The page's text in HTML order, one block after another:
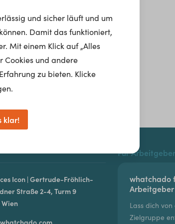
Icon | Gertrude-Fröhlich-
Straße 2-4, Turm 9
Wien
Für Arbeitgeber
whatchado
Arbeitgeber
Lass dich
Zielgruppe
und sicher läuft und um
Damit das funktioniert,
Mit einem Klick auf „Alles
Cookies und andere
zu bieten. Klicke
klar!